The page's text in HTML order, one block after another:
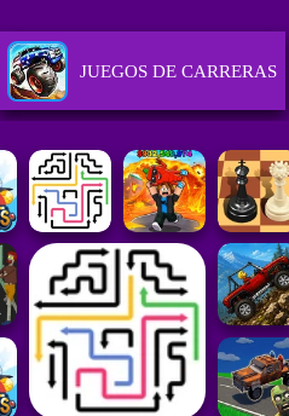
JUEGOS DE CARRERAS
JUEGOS DE ESTRATEGIA
JUEGOS DE DEPORTES